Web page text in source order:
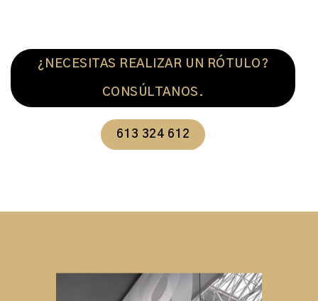
¿NECESITAS REALIZAR UN RÓTULO?
CONSÚLTANOS.
613 324 612